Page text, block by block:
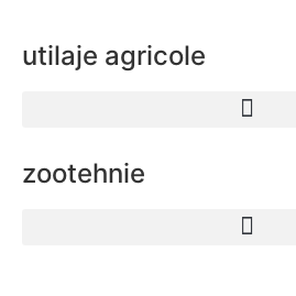
utilaje agricole
zootehnie